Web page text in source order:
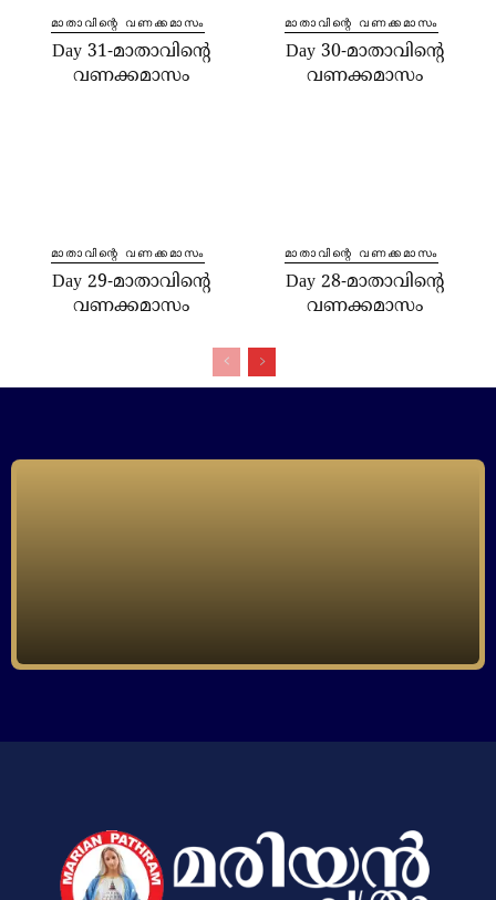
മാതാവിന്റെ വണക്കമാസം
Day 31-മാതാവിന്റെ
വണക്കമാസം
മാതാവിന്റെ വണക്കമാസം
Day 30-മാതാവിന്റെ
വണക്കമാസം
മാതാവിന്റെ വണക്കമാസം
Day 29-മാതാവിന്റെ
വണക്കമാസം
മാതാവിന്റെ വണക്കമാസം
Day 28-മാതാവിന്റെ
വണക്കമാസം